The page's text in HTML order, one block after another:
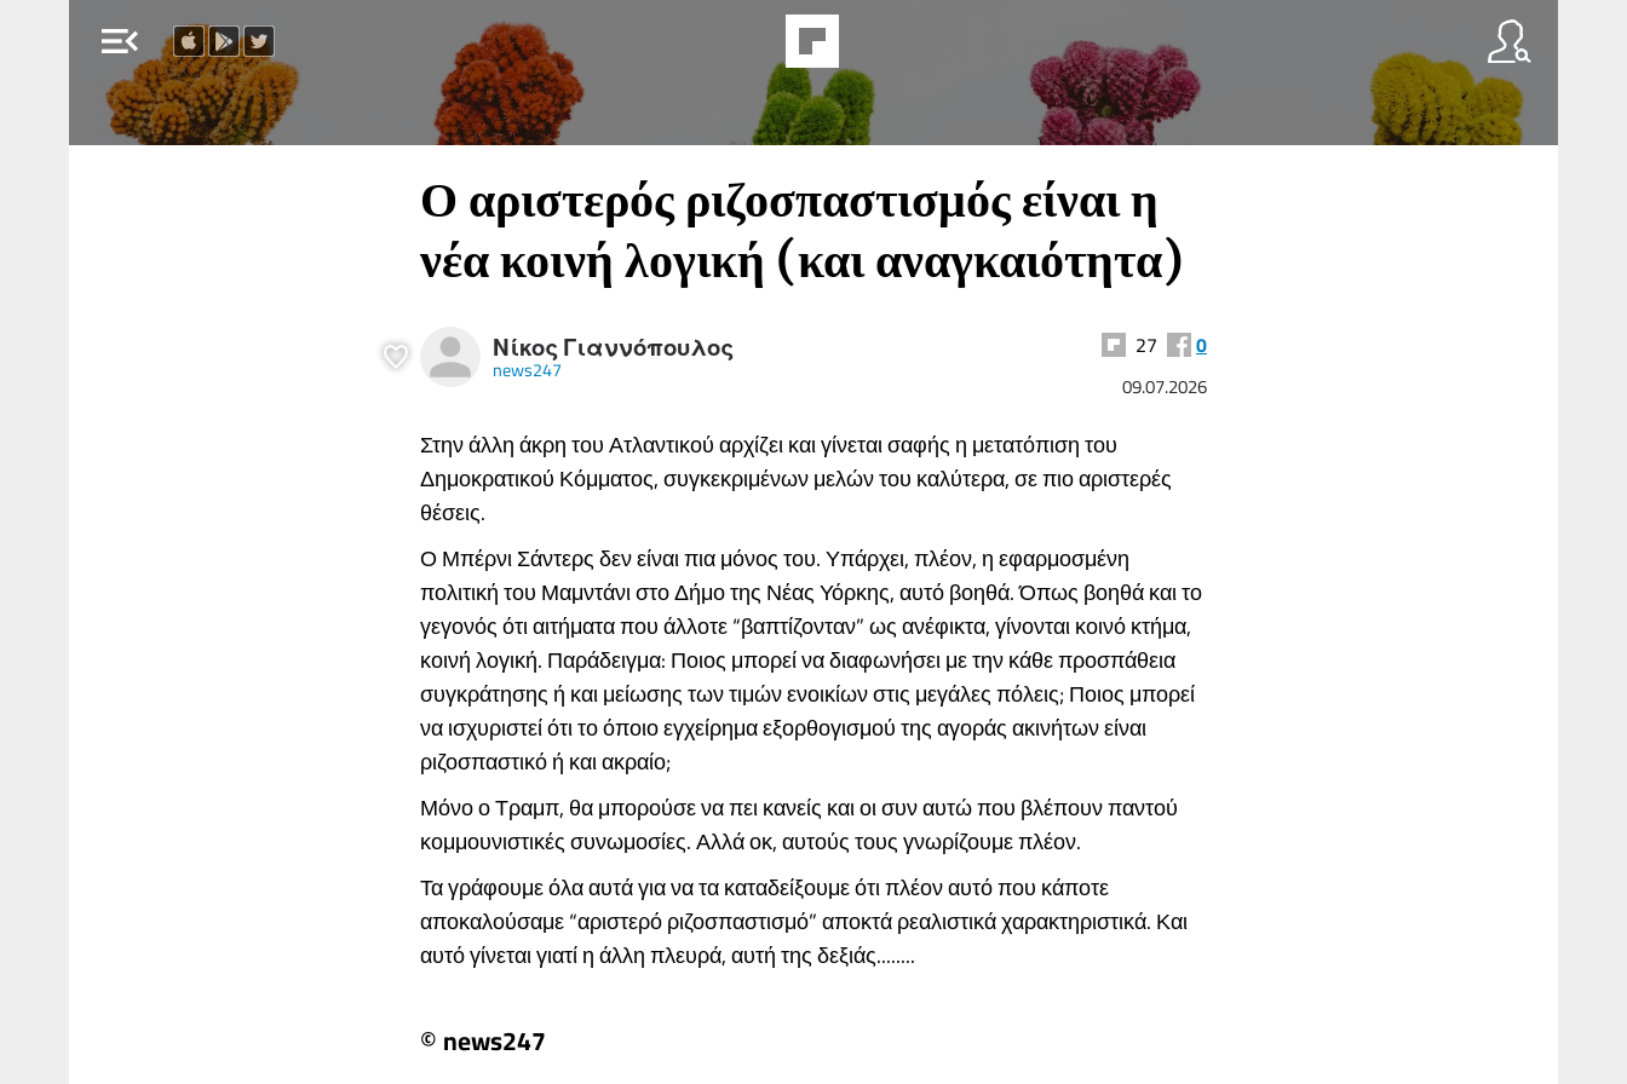
menu_open
Ο αριστερός ριζοσπαστισμός είναι η
νέα κοινή λογική (και αναγκαιότητα)
Νίκος Γιαννόπουλος
news247
27 0
09.07.2026
Στην άλλη άκρη του Ατλαντικού αρχίζει και γίνεται σαφής η μετατόπιση του
Δημοκρατικού Κόμματος, συγκεκριμένων μελών του καλύτερα, σε πιο αριστερές
θέσεις.
Ο Μπέρνι Σάντερς δεν είναι πια μόνος του. Υπάρχει, πλέον, η εφαρμοσμένη
πολιτική του Μαμντάνι στο Δήμο της Νέας Υόρκης, αυτό βοηθά. Όπως βοηθά και το
γεγονός ότι αιτήματα που άλλοτε “βαπτίζονταν” ως ανέφικτα, γίνονται κοινό κτήμα,
κοινή λογική. Παράδειγμα: Ποιος μπορεί να διαφωνήσει με την κάθε προσπάθεια
συγκράτησης ή και μείωσης των τιμών ενοικίων στις μεγάλες πόλεις; Ποιος μπορεί
να ισχυριστεί ότι το όποιο εγχείρημα εξορθογισμού της αγοράς ακινήτων είναι
ριζοσπαστικό ή και ακραίο;
Μόνο ο Τραμπ, θα μπορούσε να πει κανείς και οι συν αυτώ που βλέπουν παντού
κομμουνιστικές συνωμοσίες. Αλλά οκ, αυτούς τους γνωρίζουμε πλέον.
Τα γράφουμε όλα αυτά για να τα καταδείξουμε ότι πλέον αυτό που κάποτε
αποκαλούσαμε “αριστερό ριζοσπαστισμό” αποκτά ρεαλιστικά χαρακτηριστικά. Και
αυτό γίνεται γιατί η άλλη πλευρά, αυτή της δεξιάς........
© news247